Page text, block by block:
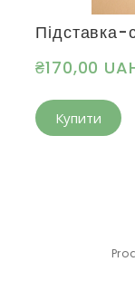
₴170,00
Купити